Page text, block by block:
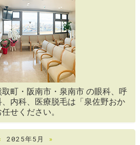
町・阪南市・泉南市 の眼科、呼
内科、医療脱毛は「泉佐野おか
せください。
2025年5月
»